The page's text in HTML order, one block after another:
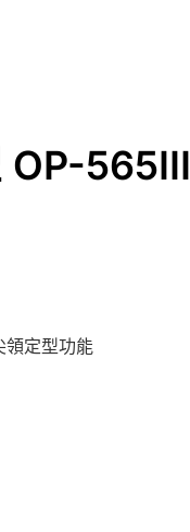
OP-565III
定型功能